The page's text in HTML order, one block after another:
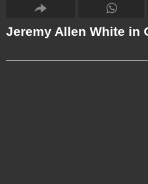
Jeremy Allen White in